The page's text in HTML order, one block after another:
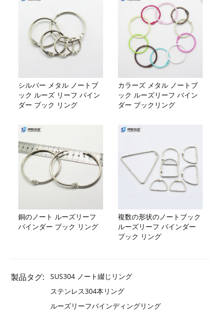
シルバー メタル ノートブ
ック ルーズ リーフ バイン
ダー ブック リング
カラーズ メタル ノートブ
ック ルーズリーフ バイン
ダー ブックリング
銅のノート ルーズリーフ
バインダー ブック リング
複数の形状のノートブック
ルーズリーフ バインダー
ブック リング
製品タグ:
SUS304 ノート綴じリング
ステンレス304本リング
ルーズリーフバインディングリング